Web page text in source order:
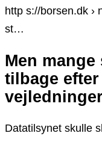
http s://borsen.dk ›
st…
Men
tilbage
Datatilsynet skulle